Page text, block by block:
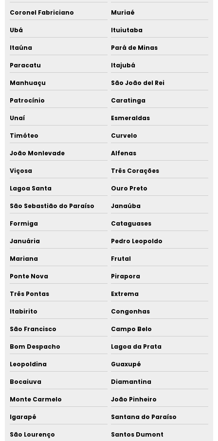
Coronel Fabriciano Muriaé
Ubá Ituiutaba
Itaúna Pará de Minas
Paracatu Itajubá
Manhuaçu São João del Rei
Patrocínio Caratinga
Unaí Esmeraldas
Timóteo Curvelo
João Monlevade Alfenas
Viçosa Três Corações
Lagoa Santa Ouro Preto
São Sebastião do Paraíso Janaúba
Formiga Cataguases
Januária Pedro Leopoldo
Mariana Frutal
Ponte Nova Pirapora
Três Pontas Extrema
Itabirito Congonhas
São Francisco Campo Belo
Bom Despacho Lagoa da Prata
Leopoldina Guaxupé
Bocaiuva Diamantina
Monte Carmelo João Pinheiro
Igarapé Santana do Paraíso
São Lourenço Santos Dumont